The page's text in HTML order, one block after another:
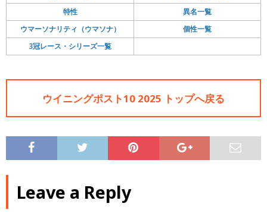
特性
異名一覧
ウマーソナリティ（ウマソナ）
個性一覧
3冠レース・シリーズ一覧
ウイニングポスト10 2025 トップへ戻る
Leave a Reply